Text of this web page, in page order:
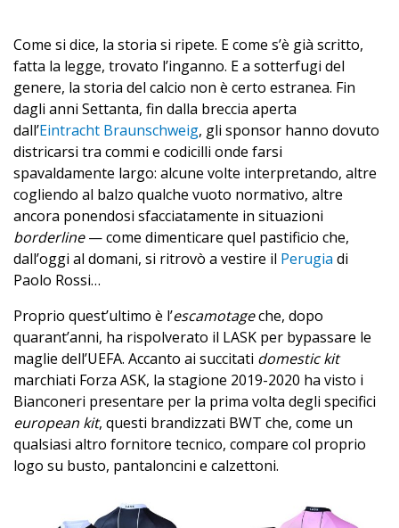
Come si dice, la storia si ripete. E come s’è già scritto,
fatta la legge, trovato l’inganno. E a sotterfugi del
genere, la storia del calcio non è certo estranea. Fin
dagli anni Settanta, fin dalla breccia aperta
dall’Eintracht Braunschweig, gli sponsor hanno dovuto
districarsi tra commi e codicilli onde farsi
spavaldamente largo: alcune volte interpretando, altre
cogliendo al balzo qualche vuoto normativo, altre
ancora ponendosi sfacciatamente in situazioni
borderline— come dimenticare quel pastificio che,
dall’oggi al domani, si ritrovò a vestire il Perugia di
Paolo Rossi…
Proprio quest’ultimo è l’escamotageche, dopo
quarant’anni, ha rispolverato il LASK per bypassare le
maglie dell’UEFA. Accanto ai succitati domestic kit
marchiati Forza ASK, la stagione 2019-2020 ha visto i
Bianconeri presentare per la prima volta degli specifici
european kit, questi brandizzati BWT che, come un
qualsiasi altro fornitore tecnico, compare col proprio
logo su busto, pantaloncini e calzettoni.